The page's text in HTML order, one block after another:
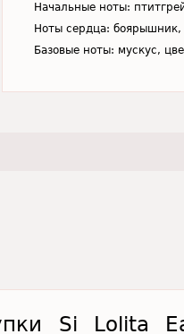
Начальные ноты:
Ноты сердца:
Базовые ноты: мускус,
Si Lolita